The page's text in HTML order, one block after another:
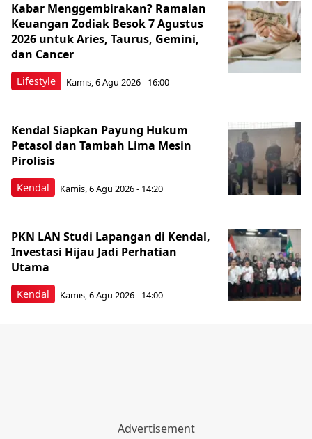
Lifestyle
Kabar Menggembirakan? Ramalan
Keuangan Zodiak Besok 7 Agustus
2026 untuk Aries, Taurus, Gemini,
dan Cancer
Kamis, 6 Agu 2026 - 16:00
Kendal
Kendal Siapkan Payung Hukum
Petasol dan Tambah Lima Mesin
Pirolisis
Kamis, 6 Agu 2026 - 14:20
Kendal
PKN LAN Studi Lapangan di Kendal,
Investasi Hijau Jadi Perhatian
Utama
Kamis, 6 Agu 2026 - 14:00